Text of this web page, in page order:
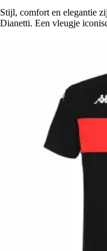
Stijl, comfort en elegantie
Dianetti. Een vleugje